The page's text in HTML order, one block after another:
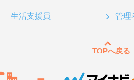
生活支援員 管理
TOPへ戻る